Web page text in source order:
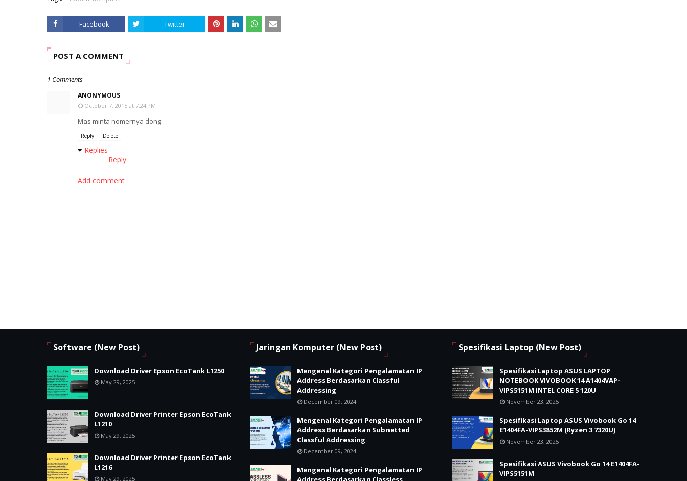
Facebook Twitter
POST A COMMENT
1 Comments
ANONYMOUS
October 7, 2015 at 7:24 PM
Mas minta nomernya dong.
Reply Delete
Replies
Reply
Add comment
Software (New Post)
Download Driver Epson EcoTank L1250
May 29, 2025
Download Driver Printer Epson EcoTank
L1210
May 29, 2025
Download Driver Printer Epson EcoTank
L1216
May 29, 2025
Jaringan Komputer (New Post)
Mengenal Kategori Pengalamatan IP
Address Berdasarkan Classful
Addressing
December 09, 2024
Mengenal Kategori Pengalamatan IP
Address Berdasarkan Subnetted
Classful Addressing
December 09, 2024
Mengenal Kategori Pengalamatan IP
Spesifikasi Laptop (New Post)
Spesifikasi Laptop ASUS LAPTOP
NOTEBOOK VIVOBOOK 14 A1404VAP-
VIPS5151M INTEL CORE 5 120U
November 23, 2025
Spesifikasi Laptop ASUS Vivobook Go 14
E1404FA-VIPS3852M (Ryzen 3 7320U)
November 23, 2025
Spesifikasi ASUS Vivobook Go 14 E1404FA-
VIPS5151M